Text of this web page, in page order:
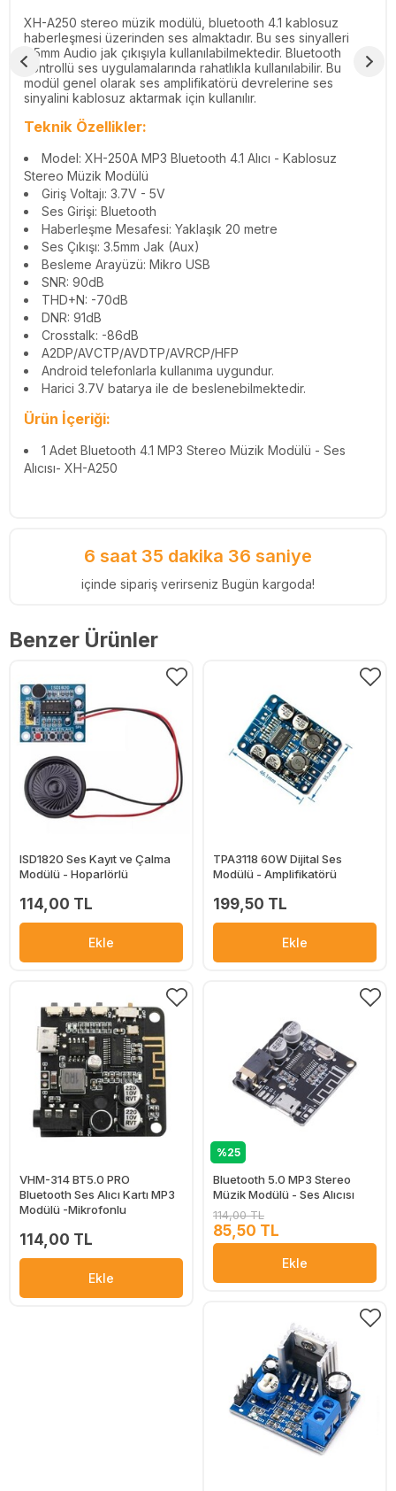
XH-A250 stereo müzik modülü, bluetooth 4.1 kablosuz
haberleşmesi üzerinden ses almaktadır. Bu ses sinyalleri
3.5mm Audio jak çıkışıyla kullanılabilmektedir. Bluetooth
kontrollü ses uygulamalarında rahatlıkla kullanılabilir. Bu
modül genel olarak ses amplifikatörü devrelerine ses
sinyalini kablosuz aktarmak için kullanılır.
Teknik Özellikler:
Model: XH-250A MP3 Bluetooth 4.1 Alıcı - Kablosuz
Stereo Müzik Modülü
Giriş Voltajı: 3.7V - 5V
Ses Girişi: Bluetooth
Haberleşme Mesafesi: Yaklaşık 20 metre
Ses Çıkışı: 3.5mm Jak (Aux)
Besleme Arayüzü: Mikro USB
SNR: 90dB
THD+N: -70dB
DNR: 91dB
Crosstalk: -86dB
A2DP/AVCTP/AVDTP/AVRCP/HFP
Android telefonlarla kullanıma uygundur.
Harici 3.7V batarya ile de beslenebilmektedir.
Ürün İçeriği:
1 Adet Bluetooth 4.1 MP3 Stereo Müzik Modülü - Ses
Alıcısı- XH-A250
6 saat 35 dakika 35 saniye
içinde sipariş verirseniz Bugün kargoda!
Benzer Ürünler
ISD1820 Ses Kayıt ve Çalma
Modülü - Hoparlörlü
114,00 TL
Ekle
TPA3118 60W Dijital Ses
Modülü - Amplifikatörü
199,50 TL
Ekle
VHM-314 BT5.0 PRO
Bluetooth Ses Alıcı Kartı MP3
Modülü -Mikrofonlu
114,00 TL
Ekle
%25
Bluetooth 5.0 MP3 Stereo
Müzik Modülü - Ses Alıcısı
114,00 TL
85,50 TL
Ekle